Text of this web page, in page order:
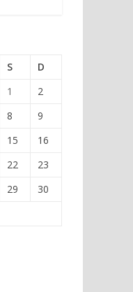
S
D
1
2
8
9
15
16
22
23
29
30